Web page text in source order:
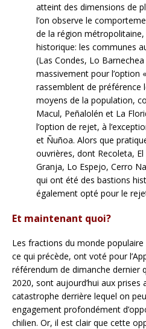
atteint des dimensions de
l’on observe le
de la région
historique: les communes
(Las Condes, Lo
massivement pour l’option
rassemblent de préférence
moyens de la population,
Macul, Peñalolén et La
l’option de rejet, à
et Ñuñoa. Alors que
ouvrières, dont Recoleta,
Granja, Lo Espejo, Cerro
qui ont été des bastions
également opté pour le
Et maintenant quoi?
Les fractions du monde
ce qui précède, ont voté pour
référendum de dimanche dernier
2020, sont aujourd’hui aux prises
catastrophe derrière lequel on
engagement profondément
chilien. Or, il est clair que cette